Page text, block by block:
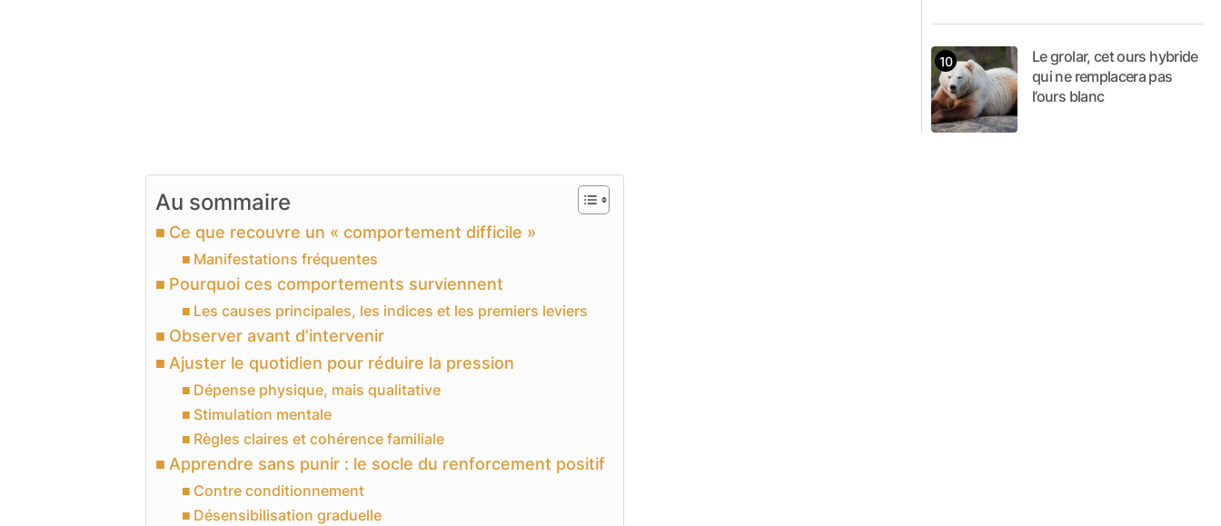
Au sommaire
Ce que recouvre un « comportement difficile »
Manifestations fréquentes
Pourquoi ces comportements surviennent
Les causes principales, les indices et les premiers leviers
Observer avant d’intervenir
Ajuster le quotidien pour réduire la pression
Dépense physique, mais qualitative
Stimulation mentale
Règles claires et cohérence familiale
Apprendre sans punir : le socle du renforcement positif
Contre conditionnement
Désensibilisation graduelle
Le grolar, cet ours hybride
qui ne remplacera pas
l’ours blanc